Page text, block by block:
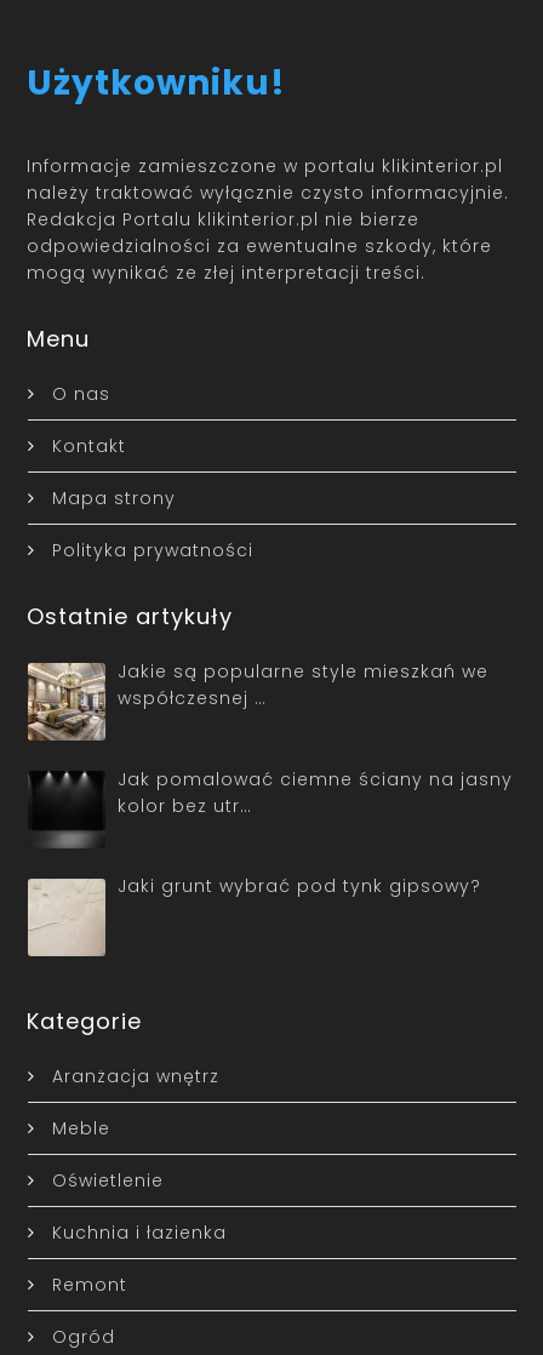
Użytkowniku!
Informacje zamieszczone w portalu klikinterior.pl
należy traktować wyłącznie czysto informacyjnie.
Redakcja Portalu klikinterior.pl nie bierze
odpowiedzialności za ewentualne szkody, które
mogą wynikać ze złej interpretacji treści.
Menu
O nas
Kontakt
Mapa strony
Polityka prywatności
Ostatnie artykuły
Jakie są popularne style mieszkań we
współczesnej …
Jak pomalować ciemne ściany na jasny
kolor bez utr…
Jaki grunt wybrać pod tynk gipsowy?
Kategorie
Aranżacja wnętrz
Meble
Oświetlenie
Kuchnia i łazienka
Remont
Ogród